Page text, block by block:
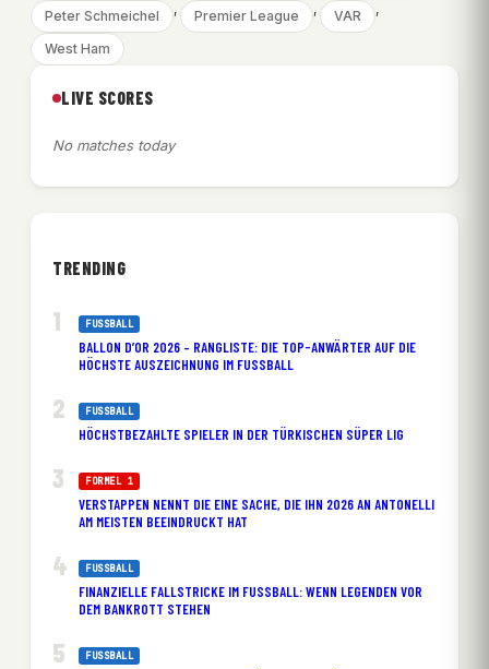
Peter Schmeichel , Premier League , VAR ,
West Ham
LIVE SCORES
No matches today
TRENDING
FUSSBALL
BALLON D’OR 2026 – RANGLISTE: DIE TOP-ANWÄRTER AUF DIE
HÖCHSTE AUSZEICHNUNG IM FUSSBALL
FUSSBALL
HÖCHSTBEZAHLTE SPIELER IN DER TÜRKISCHEN SÜPER LIG
FORMEL 1
VERSTAPPEN NENNT DIE EINE SACHE, DIE IHN 2026 AN ANTONELLI
AM MEISTEN BEEINDRUCKT HAT
FUSSBALL
FINANZIELLE FALLSTRICKE IM FUSSBALL: WENN LEGENDEN VOR D
EM BANKROTT STEHEN
FUSSBALL